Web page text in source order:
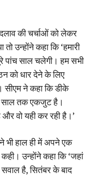
की चर्चाओं को लेकर
उन्होंने कहा कि ‘हमारी
पांच साल चलेगी। हम सभी
को धार देने के लिए
ने कहा कि डीके
साल तक एकजुट है।
वो यही कर रही है।’
भी हाल ही में अपने एक
उन्होंने कहा कि ‘जहां
सवाल है, सितंबर के बाद